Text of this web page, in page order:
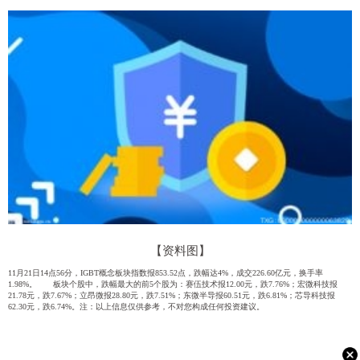
【资料图】
11月21日14点56分，IGBT概念板块指数报853.52点，跌幅达4%，成交226.60亿元，换手率
1.98%。 板块个股中，跌幅最大的前5个股为：赛伍技术报12.00元，跌7.76%；宏微科技报
21.78元，跌7.67%；立昂微报28.80元，跌7.51%；东微半导报60.51元，跌6.81%；芯导科技报
62.30元，跌6.74%。注：以上信息仅供参考，不对您构成任何投资建议。